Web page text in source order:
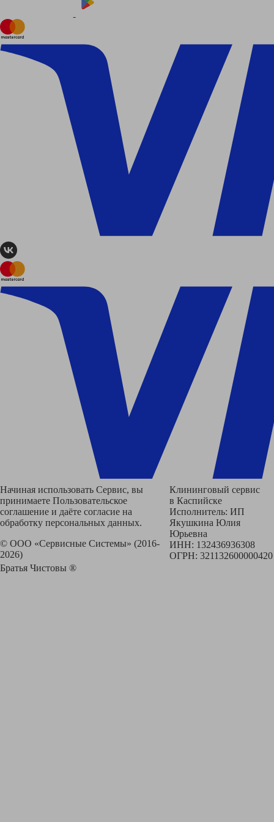
Начиная использовать Сервис, вы
принимаете Пользовательское
соглашение и даёте согласие на
обработку персональных данных.
© ООО «Сервисные Системы» (2016-
2026)
Братья Чистовы ®
Клининговый сервис
в Каспийске
Исполнитель: ИП
Якушкина Юлия
Юрьевна
ИНН: 132436936308
ОГРН: 321132600000420